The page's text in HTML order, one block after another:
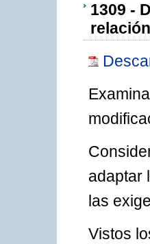
1309 -
adaptar
las
Vistos